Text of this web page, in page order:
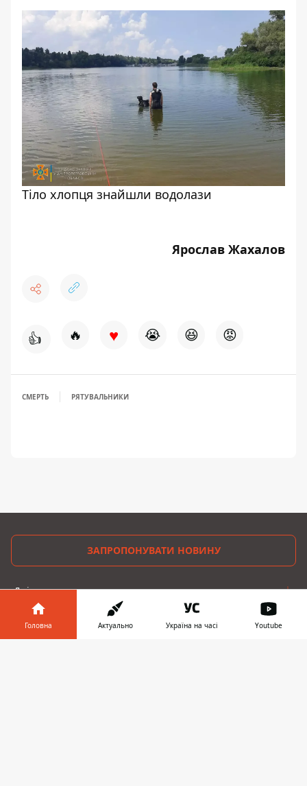
Тіло хлопця знайшли водолази
Ярослав Жахалов
👍 🔥 ♥ 😭 😆 😡
СМЕРТЬ РЯТУВАЛЬНИКИ
ЗАПРОПОНУВАТИ НОВИНУ
Дніпро
Область
Головна Актуально Україна на часі Youtube